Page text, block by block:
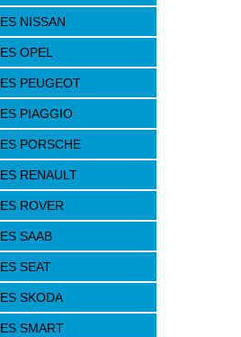
NISSAN
OPEL
PEUGEOT
PIAGGIO
PORSCHE
RENAULT
ROVER
SAAB
SEAT
SKODA
SMART